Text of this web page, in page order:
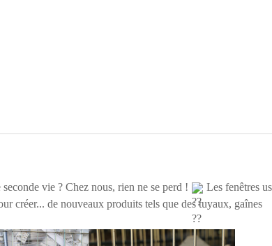
vie ? Chez nous, rien ne se perd !
Les fenêtres
créer... de nouveaux produits tels que des tuyaux, gaînes